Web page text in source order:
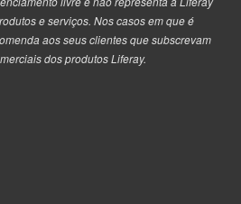
e serviços. Nos casos em que é
aos seus clientes que subscrevam
dos produtos Liferay.